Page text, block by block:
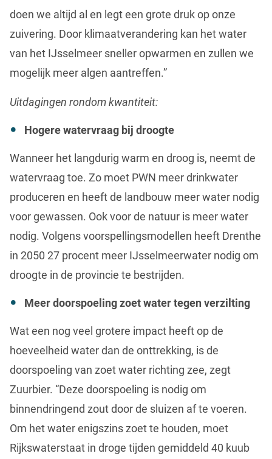
doen we altijd al en legt een grote druk op onze
zuivering. Door klimaatverandering kan het water
van het IJsselmeer sneller opwarmen en zullen we
mogelijk meer algen aantreffen.”
Uitdagingen rondom kwantiteit:
Hogere watervraag bij droogte
Wanneer het langdurig warm en droog is, neemt de
watervraag toe. Zo moet PWN meer drinkwater
produceren en heeft de landbouw meer water nodig
voor gewassen. Ook voor de natuur is meer water
nodig. Volgens voorspellingsmodellen heeft Drenthe
in 2050 27 procent meer IJsselmeerwater nodig om
droogte in de provincie te bestrijden.
Meer doorspoeling zoet water tegen verzilting
Wat een nog veel grotere impact heeft op de
hoeveelheid water dan de onttrekking, is de
doorspoeling van zoet water richting zee, zegt
Zuurbier. “Deze doorspoeling is nodig om
binnendringend zout door de sluizen af te voeren.
Om het water enigszins zoet te houden, moet
Rijkswaterstaat in droge tijden gemiddeld 40 kuub